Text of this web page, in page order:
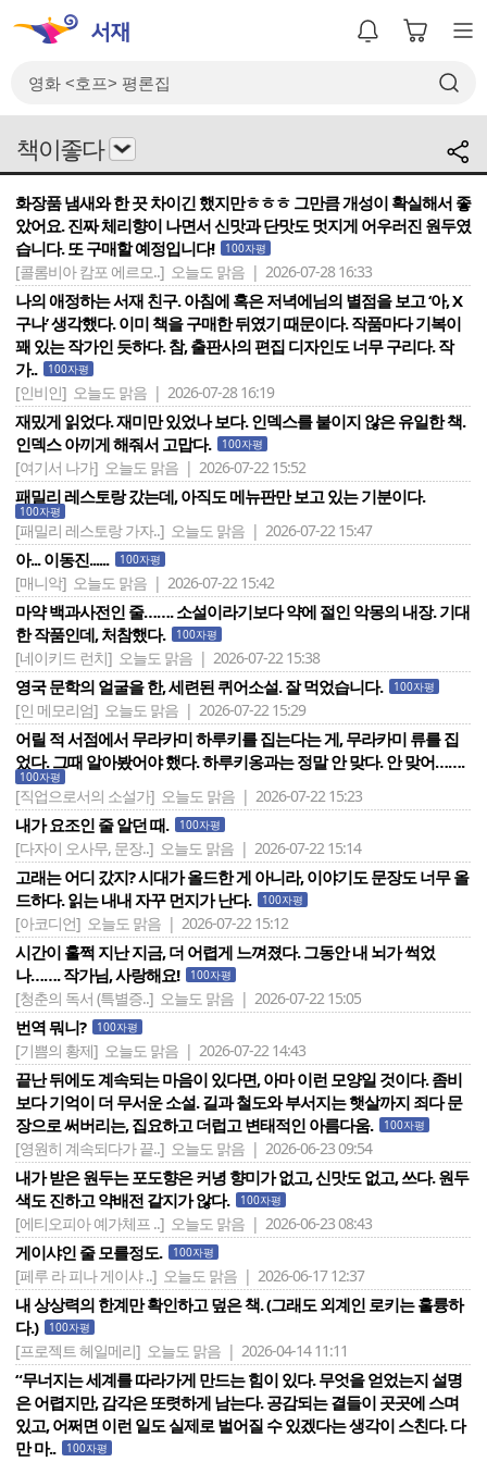
책이좋다
화장품 냄새와 한 끗 차이긴 했지만ㅎㅎㅎ 그만큼 개성이 확실해서 좋
았어요. 진짜 체리향이 나면서 신맛과 단맛도 멋지게 어우러진 원두였
습니다. 또 구매할 예정입니다!
100자평
[콜롬비아 캄포 에르모..] 오늘도 맑음 | 2026-07-28 16:33
나의 애정하는 서재 친구. 아침에 혹은 저녁에님의 별점을 보고 ‘아, X
구나’ 생각했다. 이미 책을 구매한 뒤였기 때문이다. 작품마다 기복이
꽤 있는 작가인 듯하다. 참, 출판사의 편집 디자인도 너무 구리다. 작
가..
100자평
[인비인] 오늘도 맑음 | 2026-07-28 16:19
재밌게 읽었다. 재미만 있었나 보다. 인덱스를 붙이지 않은 유일한 책.
인덱스 아끼게 해줘서 고맙다.
100자평
[여기서 나가] 오늘도 맑음 | 2026-07-22 15:52
패밀리 레스토랑 갔는데, 아직도 메뉴판만 보고 있는 기분이다.
100자평
[패밀리 레스토랑 가자..] 오늘도 맑음 | 2026-07-22 15:47
아... 이동진...... 100자평
[매니악] 오늘도 맑음 | 2026-07-22 15:42
마약 백과사전인 줄……. 소설이라기보다 약에 절인 악몽의 내장. 기대
한 작품인데, 처참했다.
100자평
[네이키드 런치] 오늘도 맑음 | 2026-07-22 15:38
영국 문학의 얼굴을 한, 세련된 퀴어소설. 잘 먹었습니다. 100자평
[인 메모리엄] 오늘도 맑음 | 2026-07-22 15:29
어릴 적 서점에서 무라카미 하루키를 집는다는 게, 무라카미 류를 집
었다. 그때 알아봤어야 했다. 하루키옹과는 정말 안 맞다. 안 맞어…….
100자평
[직업으로서의 소설가] 오늘도 맑음 | 2026-07-22 15:23
내가 요조인 줄 알던 때. 100자평
[다자이 오사무, 문장..] 오늘도 맑음 | 2026-07-22 15:14
고래는 어디 갔지? 시대가 올드한 게 아니라, 이야기도 문장도 너무 올
드하다. 읽는 내내 자꾸 먼지가 난다.
100자평
[아코디언] 오늘도 맑음 | 2026-07-22 15:12
시간이 훌쩍 지난 지금, 더 어렵게 느껴졌다. 그동안 내 뇌가 썩었
나……. 작가님, 사랑해요!
100자평
[청춘의 독서 (특별증..] 오늘도 맑음 | 2026-07-22 15:05
번역 뭐니? 100자평
[기쁨의 황제] 오늘도 맑음 | 2026-07-22 14:43
끝난 뒤에도 계속되는 마음이 있다면, 아마 이런 모양일 것이다. 좀비
보다 기억이 더 무서운 소설. 길과 철도와 부서지는 햇살까지 죄다 문
장으로 써버리는, 집요하고 더럽고 변태적인 아름다움.
100자평
[영원히 계속되다가 끝..] 오늘도 맑음 | 2026-06-23 09:54
내가 받은 원두는 포도향은 커녕 향미가 없고, 신맛도 없고, 쓰다. 원두
색도 진하고 약배전 같지가 않다.
100자평
[에티오피아 예가체프 ..] 오늘도 맑음 | 2026-06-23 08:43
게이샤인 줄 모를정도. 100자평
[페루 라 피나 게이샤 ..] 오늘도 맑음 | 2026-06-17 12:37
내 상상력의 한계만 확인하고 덮은 책. (그래도 외계인 로키는 훌륭하
다.)
100자평
[프로젝트 헤일메리] 오늘도 맑음 | 2026-04-14 11:11
“무너지는 세계를 따라가게 만드는 힘이 있다. 무엇을 얻었는지 설명
은 어렵지만, 감각은 또렷하게 남는다. 공감되는 결들이 곳곳에 스며
있고, 어쩌면 이런 일도 실제로 벌어질 수 있겠다는 생각이 스친다. 다
만 마..
100자평